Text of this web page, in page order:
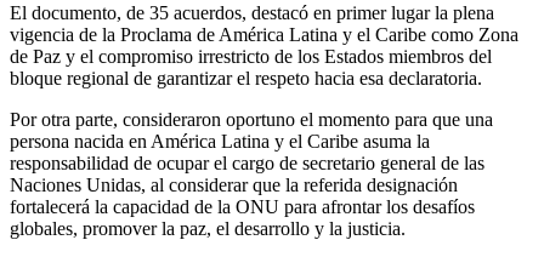
El documento, de 35 acuerdos, destacó en primer lugar la plena
vigencia de la Proclama de América Latina y el Caribe como Zona
de Paz y el compromiso irrestricto de los Estados miembros del
bloque regional de garantizar el respeto hacia esa declaratoria.
Por otra parte, consideraron oportuno el momento para que una
persona nacida en América Latina y el Caribe asuma la
responsabilidad de ocupar el cargo de secretario general de las
Naciones Unidas, al considerar que la referida designación
fortalecerá la capacidad de la ONU para afrontar los desafíos
globales, promover la paz, el desarrollo y la justicia.